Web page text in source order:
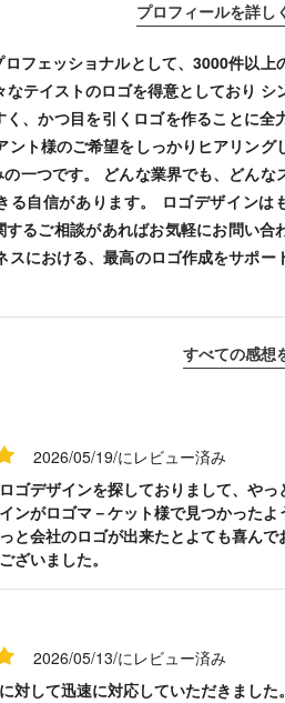
プロフィールを詳し
フェッショナルとして、3000件以上
なテイストのロゴを得意としており シ
、かつ目を引くロゴを作ることに全
ント様のご希望をしっかりヒアリング
一つです。 どんな業界でも、どんな
る自信があります。 ロゴデザインは
るご相談があればお気軽にお問い合
スにおける、最高のロゴ作成をサポー
すべての感想
2026/05/19/にレビュー済み
ゴデザインを探しておりまして、やっ
ンがロゴマ－ケット様で見つかったよ
と会社のロゴが出来たとよても喜んで
ざいました。
2026/05/13/にレビュー済み
対して迅速に対応していただきました。